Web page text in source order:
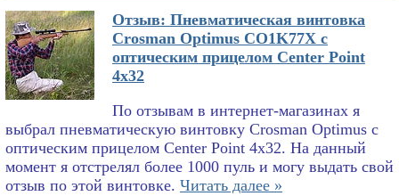
Отзыв: Пневматическая винтовка
Crosman Optimus CO1K77X с
оптическим прицелом Center Point
4x32
По отзывам в интернет-магазинах я
выбрал пневматическую винтовку Crosman Optimus с
оптическим прицелом Center Point 4x32. На данный
момент я отстрелял более 1000 пуль и могу выдать свой
отзыв по этой винтовке. Читать далее »